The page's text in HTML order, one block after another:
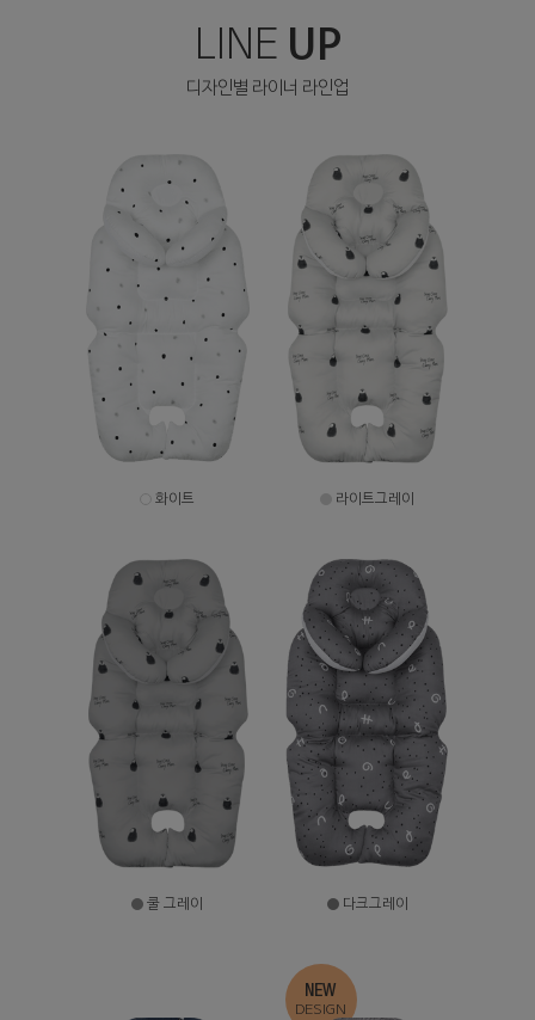
LINE UP
디자인별 라이너 라인업
화이트 라이트그레이
쿨 그레이 다크그레이
NEW
DESIGN